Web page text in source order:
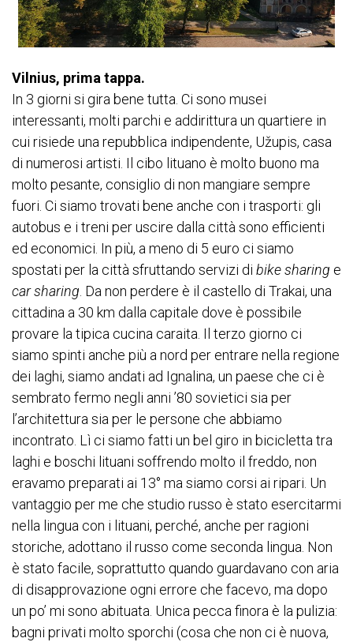
Vilnius, prima tappa.
In 3 giorni si gira bene tutta. Ci sono musei
interessanti, molti parchi e addirittura un quartiere in
cui risiede una repubblica indipendente, Užupis, casa
di numerosi artisti. Il cibo lituano è molto buono ma
molto pesante, consiglio di non mangiare sempre
fuori. Ci siamo trovati bene anche con i trasporti: gli
autobus e i treni per uscire dalla città sono efficienti
ed economici. In più, a meno di 5 euro ci siamo
spostati per la città sfruttando servizi di bike sharing e
car sharing. Da non perdere è il castello di Trakai, una
cittadina a 30 km dalla capitale dove è possibile
provare la tipica cucina caraita. Il terzo giorno ci
siamo spinti anche più a nord per entrare nella regione
dei laghi, siamo andati ad Ignalina, un paese che ci è
sembrato fermo negli anni ’80 sovietici sia per
l’architettura sia per le persone che abbiamo
incontrato. Lì ci siamo fatti un bel giro in bicicletta tra
laghi e boschi lituani soffrendo molto il freddo, non
eravamo preparati ai 13° ma siamo corsi ai ripari. Un
vantaggio per me che studio russo è stato esercitarmi
nella lingua con i lituani, perché, anche per ragioni
storiche, adottano il russo come seconda lingua. Non
è stato facile, soprattutto quando guardavano con aria
di disapprovazione ogni errore che facevo, ma dopo
un po’ mi sono abituata. Unica pecca finora è la pulizia:
bagni privati molto sporchi (cosa che non ci è nuova,